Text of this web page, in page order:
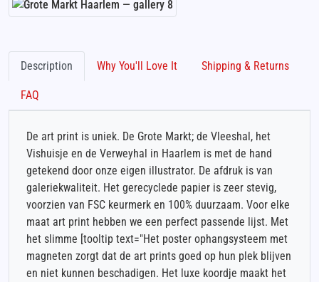
Description Why You'll Love It Shipping & Returns
FAQ
De art print is uniek. De Grote Markt; de Vleeshal, het
Vishuisje en de Verweyhal in Haarlem is met de hand
getekend door onze eigen illustrator. De afdruk is van
galeriekwaliteit. Het gerecyclede papier is zeer stevig,
voorzien van FSC keurmerk en 100% duurzaam. Voor elke
maat art print hebben we een perfect passende lijst. Met
het slimme [tooltip text="Het poster ophangsysteem met
magneten zorgt dat de art prints goed op hun plek blijven
en niet kunnen beschadigen. Het luxe koordje maakt het